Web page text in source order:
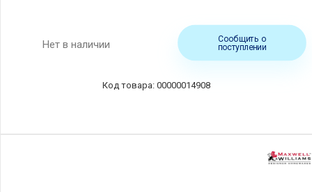
Нет в наличии
Сообщить о
поступлении
00000014908